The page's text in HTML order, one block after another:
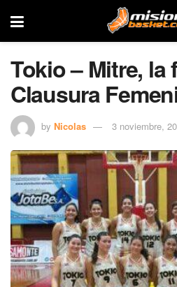
Tokio – Mitre, la
Clausura
by Nicolas 3 noviembre,